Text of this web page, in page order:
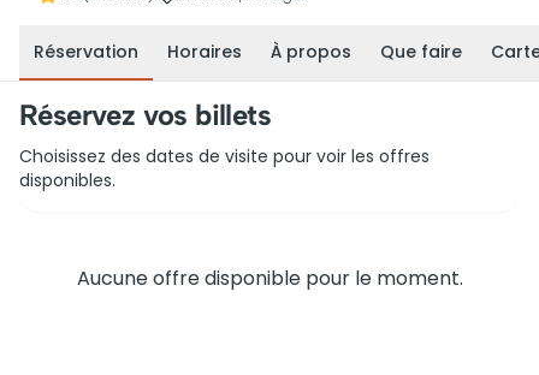
Réservation Horaires À propos Que faire
Réservez vos billets
Choisissez des dates de visite pour voir les offres
disponibles.
Aucune offre disponible pour le moment.